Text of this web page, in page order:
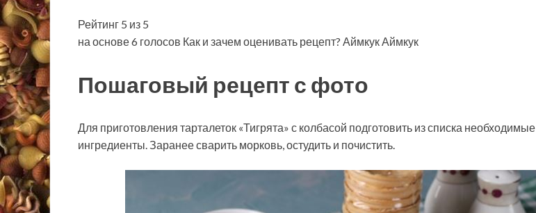
Рейтинг 5 из 5
на основе 6 голосов Как и зачем оценивать рецепт? Аймкук Аймкук
Пошаговый рецепт с фото
Для приготовления тарталеток «Тигрята» с колбасой подготовить из списка необходимые
ингредиенты. Заранее сварить морковь, остудить и почистить.